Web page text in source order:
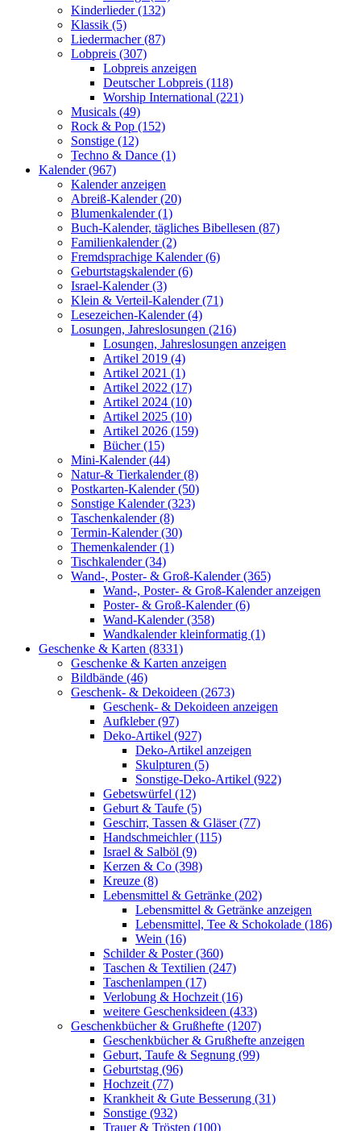
Kinderlieder (132)
Klassik (5)
Liedermacher (87)
Lobpreis (307)
Lobpreis anzeigen
Deutscher Lobpreis (118)
Worship International (221)
Musicals (49)
Rock & Pop (152)
Sonstige (12)
Techno & Dance (1)
Kalender (967)
Kalender anzeigen
Abreiß-Kalender (20)
Blumenkalender (1)
Buch-Kalender, tägliches Bibellesen (87)
Familienkalender (2)
Fremdsprachige Kalender (6)
Geburtstagskalender (6)
Israel-Kalender (3)
Klein & Verteil-Kalender (71)
Lesezeichen-Kalender (4)
Losungen, Jahreslosungen (216)
Losungen, Jahreslosungen anzeigen
Artikel 2019 (4)
Artikel 2021 (1)
Artikel 2022 (17)
Artikel 2024 (10)
Artikel 2025 (10)
Artikel 2026 (159)
Bücher (15)
Mini-Kalender (44)
Natur-& Tierkalender (8)
Postkarten-Kalender (50)
Sonstige Kalender (323)
Taschenkalender (8)
Termin-Kalender (30)
Themenkalender (1)
Tischkalender (34)
Wand-, Poster- & Groß-Kalender (365)
Wand-, Poster- & Groß-Kalender anzeigen
Poster- & Groß-Kalender (6)
Wand-Kalender (358)
Wandkalender kleinformatig (1)
Geschenke & Karten (8331)
Geschenke & Karten anzeigen
Bildbände (46)
Geschenk- & Dekoideen (2673)
Geschenk- & Dekoideen anzeigen
Aufkleber (97)
Deko-Artikel (927)
Deko-Artikel anzeigen
Skulpturen (5)
Sonstige-Deko-Artikel (922)
Gebetswürfel (12)
Geburt & Taufe (5)
Geschirr, Tassen & Gläser (77)
Handschmeichler (115)
Israel & Salböl (9)
Kerzen & Co (398)
Kreuze (8)
Lebensmittel & Getränke (202)
Lebensmittel & Getränke anzeigen
Lebensmittel, Tee & Schokolade (186)
Wein (16)
Schilder & Poster (360)
Taschen & Textilien (247)
Taschenlampen (17)
Verlobung & Hochzeit (16)
weitere Geschenksideen (433)
Geschenkbücher & Grußhefte (1207)
Geschenkbücher & Grußhefte anzeigen
Geburt, Taufe & Segnung (99)
Geburtstag (96)
Hochzeit (77)
Krankheit & Gute Besserung (31)
Sonstige (932)
Trauer & Trösten (100)